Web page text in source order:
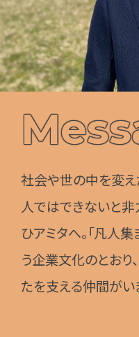
社会や世の中を変え
人ではできないと非
ひアミタへ。「凡人
う企業文化のとおり
たを支える仲間がい